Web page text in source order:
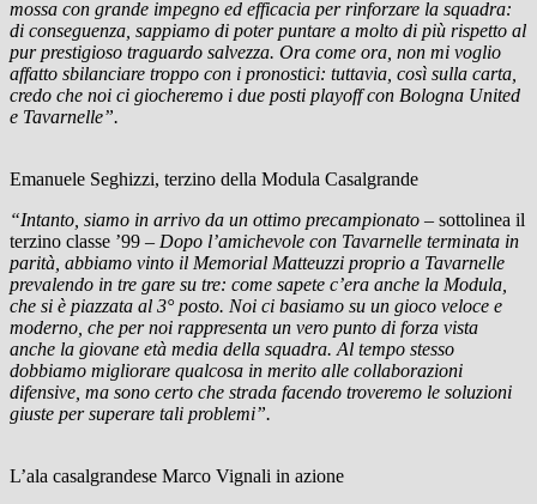
mossa con grande impegno ed efficacia per rinforzare la squadra:
di conseguenza, sappiamo di poter puntare a molto di più rispetto al
pur prestigioso traguardo salvezza. Ora come ora, non mi voglio
affatto sbilanciare troppo con i pronostici: tuttavia, così sulla carta,
credo che noi ci giocheremo i due posti playoff con Bologna United
e Tavarnelle”.
Emanuele Seghizzi, terzino della Modula Casalgrande
“Intanto, siamo in arrivo da un ottimo precampionato – sottolinea il
terzino classe ’99 – Dopo l’amichevole con Tavarnelle terminata in
parità, abbiamo vinto il Memorial Matteuzzi proprio a Tavarnelle
prevalendo in tre gare su tre: come sapete c’era anche la Modula,
che si è piazzata al 3° posto. Noi ci basiamo su un gioco veloce e
moderno, che per noi rappresenta un vero punto di forza vista
anche la giovane età media della squadra. Al tempo stesso
dobbiamo migliorare qualcosa in merito alle collaborazioni
difensive, ma sono certo che strada facendo troveremo le soluzioni
giuste per superare tali problemi”.
L’ala casalgrandese Marco Vignali in azione